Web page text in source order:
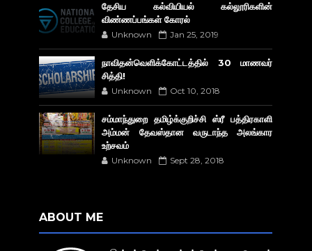
தேசிய கல்வியியல் கல்லூரிகளின்
விண்ணப்பங்கள் கோரல்
Unknown Jan 25, 2019
நாவிதன்வெளிக்கோட்டத்தில் 30 மாணவர்
சித்தி!
Unknown Oct 10, 2018
சம்மாந்துறை தமிழ்க்குறிச்சி ஸ்ரீ பத்திரகாளி
அம்மன் தேவஸ்தான வருடாந்த அலங்கார
உற்சவம்
Unknown Sept 28, 2018
ABOUT ME